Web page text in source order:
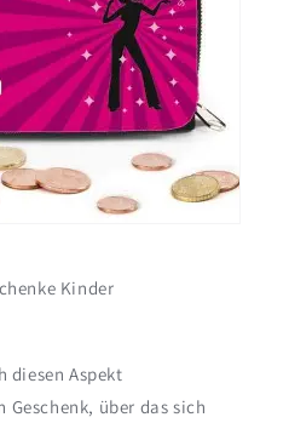
Kinder
diesen Aspekt
über das sich